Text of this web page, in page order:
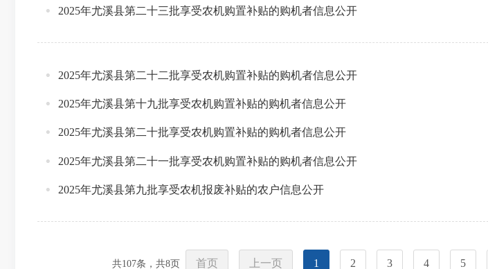
2025年尤溪县第二十三批享受农机购置补贴的购机者信息公开
2025年尤溪县第二十二批享受农机购置补贴的购机者信息公开
2025年尤溪县第十九批享受农机购置补贴的购机者信息公开
2025年尤溪县第二十批享受农机购置补贴的购机者信息公开
2025年尤溪县第二十一批享受农机购置补贴的购机者信息公开
2025年尤溪县第九批享受农机报废补贴的农户信息公开
共107条，共8页 首页 上一页 1 2 3 4 5